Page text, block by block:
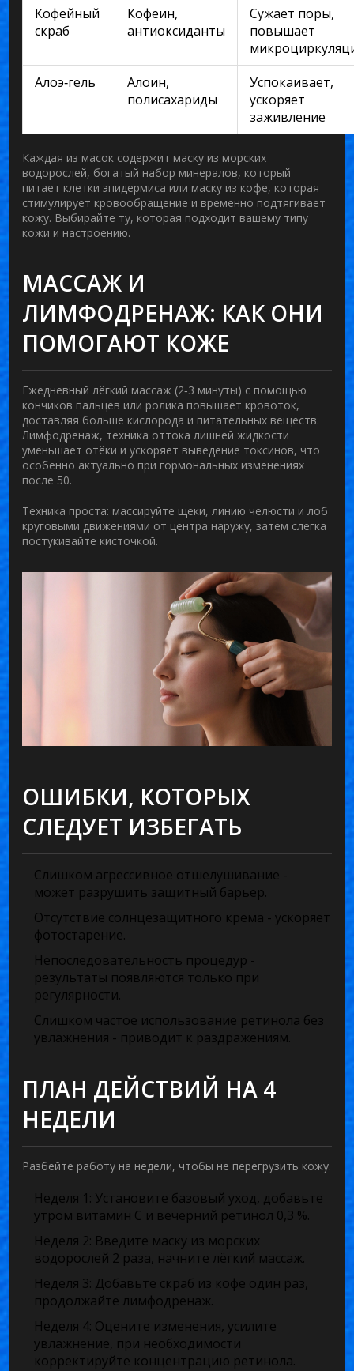
Кофейный
скраб
Кофеин,
антиоксиданты
Сужает поры,
повышает
Алоэ‑гель
Алоин,
полисахариды
Успокаивает,
ускоряет
заживление
Каждая из масок содержит маску из морских
водорослей, богатый набор минералов, который
питает клетки эпидермиса или маску из кофе, которая
стимулирует кровообращение и временно подтягивает
кожу. Выбирайте ту, которая подходит вашему типу
кожи и настроению.
МАССАЖ И
ЛИМФОДРЕНАЖ: КАК ОНИ
ПОМОГАЮТ КОЖЕ
Ежедневный лёгкий массаж (2‑3 минуты) с помощью
кончиков пальцев или ролика повышает кровоток,
доставляя больше кислорода и питательных веществ.
Лимфодренаж, техника оттока лишней жидкости
уменьшает отёки и ускоряет выведение токсинов, что
особенно актуально при гормональных изменениях
после 50.
Техника проста: массируйте щеки, линию челюсти и лоб
круговыми движениями от центра наружу, затем слегка
постукивайте кисточкой.
ОШИБКИ, КОТОРЫХ
СЛЕДУЕТ ИЗБЕГАТЬ
Слишком агрессивное отшелушивание -
может разрушить защитный барьер.
Отсутствие солнцезащитного крема - ускоряет
фотостарение.
Непоследовательность процедур -
результаты появляются только при
регулярности.
Слишком частое использование ретинола без
увлажнения - приводит к раздражениям.
ПЛАН ДЕЙСТВИЙ НА 4
НЕДЕЛИ
Разбейте работу на недели, чтобы не перегрузить кожу.
Неделя 1: Установите базовый уход, добавьте
утром витамин C и вечерний ретинол 0,3 %.
Неделя 2: Введите маску из морских
водорослей 2 раза, начните лёгкий массаж.
Неделя 3: Добавьте скраб из кофе один раз,
продолжайте лимфодренаж.
Неделя 4: Оцените изменения, усилите
увлажнение, при необходимости
корректируйте концентрацию ретинола.